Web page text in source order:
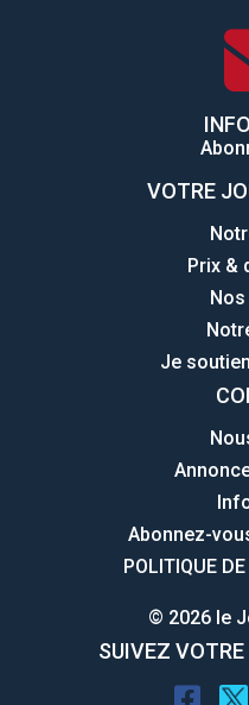
VOTRE
Prix &
Je
Abonnez-
POLITIQUE
© 2026 le
SUIVEZ